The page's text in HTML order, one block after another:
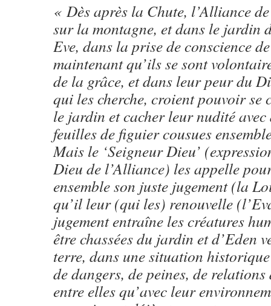
« Dès après la Chute, l’Alliance
sur la montagne, et dans le jardin
Eve, dans la prise de conscience
maintenant qu’ils se sont
de la grâce, et dans leur peur du
qui les cherche, croient pouvoir se
le jardin et cacher leur nudité avec
feuilles de figuier cousues
Mais le ‘Seigneur Dieu’
Dieu de l’Alliance) les appelle
ensemble son juste jugement (la
qu’il leur (qui les) renouvelle
jugement entraîne les créatures
être chassées du jardin et d’Eden
terre, dans une situation
de dangers, de peines, de
entre elles qu’avec leur